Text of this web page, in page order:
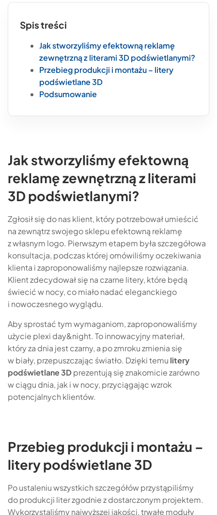
Spis treści
Jak stworzyliśmy efektowną reklamę
zewnętrzną z literami 3D podświetlanymi?
Przebieg produkcji i montażu – litery
podświetlane 3D
Podsumowanie
Jak stworzyliśmy efektowną
reklamę zewnętrzną z literami
3D podświetlanymi?
Zgłosił się do nas klient, który potrzebował umieścić
na zewnątrz swojego sklepu efektowną reklamę
z własnym logo. Pierwszym etapem była szczegółowa
konsultacja, podczas której omówiliśmy oczekiwania
klienta i zaproponowaliśmy najlepsze rozwiązania.
Klient zdecydował się na czarne litery, które będą
świecić w nocy, co miało nadać eleganckiego
i nowoczesnego wyglądu.
Aby sprostać tym wymaganiom, zaproponowaliśmy
użycie plexi day&night. To innowacyjny materiał,
który za dnia jest czarny, a po zmroku zmienia się
w biały, przepuszczając światło. Dzięki temu litery
podświetlane 3Dprezentują się znakomicie zarówno
w ciągu dnia, jak i w nocy, przyciągając wzrok
potencjalnych klientów.
Przebieg produkcji i montażu –
litery podświetlane 3D
Po ustaleniu wszystkich szczegółów przystąpiliśmy
do produkcji liter zgodnie z dostarczonym projektem.
Wykorzystaliśmy najwyższej jakości, trwałe moduły